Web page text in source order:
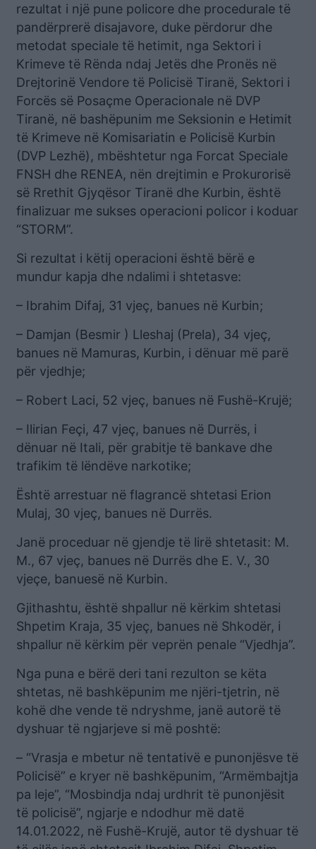
rezultat i një pune policore dhe procedurale të
pandërprerë disajavore, duke përdorur dhe
metodat speciale të hetimit, nga Sektori i
Krimeve të Rënda ndaj Jetës dhe Pronës në
Drejtorinë Vendore të Policisë Tiranë, Sektori i
Forcës së Posaçme Operacionale në DVP
Tiranë, në bashëpunim me Seksionin e Hetimit
të Krimeve në Komisariatin e Policisë Kurbin
(DVP Lezhë), mbështetur nga Forcat Speciale
FNSH dhe RENEA, nën drejtimin e Prokurorisë
së Rrethit Gjyqësor Tiranë dhe Kurbin, është
finalizuar me sukses operacioni policor i koduar
“STORM”.
Si rezultat i këtij operacioni është bërë e
mundur kapja dhe ndalimi i shtetasve:
– Ibrahim Difaj, 31 vjeç, banues në Kurbin;
– Damjan (Besmir ) Lleshaj (Prela), 34 vjeç,
banues në Mamuras, Kurbin, i dënuar më parë
për vjedhje;
– Robert Laci, 52 vjeç, banues në Fushë-Krujë;
– Ilirian Feçi, 47 vjeç, banues në Durrës, i
dënuar në Itali, për grabitje të bankave dhe
trafikim të lëndëve narkotike;
Është arrestuar në flagrancë shtetasi Erion
Mulaj, 30 vjeç, banues në Durrës.
Janë proceduar në gjendje të lirë shtetasit: M.
M., 67 vjeç, banues në Durrës dhe E. V., 30
vjeçe, banuesë në Kurbin.
Gjithashtu, është shpallur në kërkim shtetasi
Shpetim Kraja, 35 vjeç, banues në Shkodër, i
shpallur në kërkim për veprën penale “Vjedhja”.
Nga puna e bërë deri tani rezulton se këta
shtetas, në bashkëpunim me njëri-tjetrin, në
kohë dhe vende të ndryshme, janë autorë të
dyshuar të ngjarjeve si më poshtë:
– “Vrasja e mbetur në tentativë e punonjësve të
Policisë” e kryer në bashkëpunim, “Armëmbajtja
pa leje”, “Mosbindja ndaj urdhrit të punonjësit
të policisë”, ngjarje e ndodhur më datë
14.01.2022, në Fushë-Krujë, autor të dyshuar të